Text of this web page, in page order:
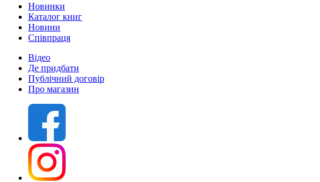
Новинки
Каталог книг
Новини
Співпраця
Відео
Де придбати
Публічний договір
Про магазин